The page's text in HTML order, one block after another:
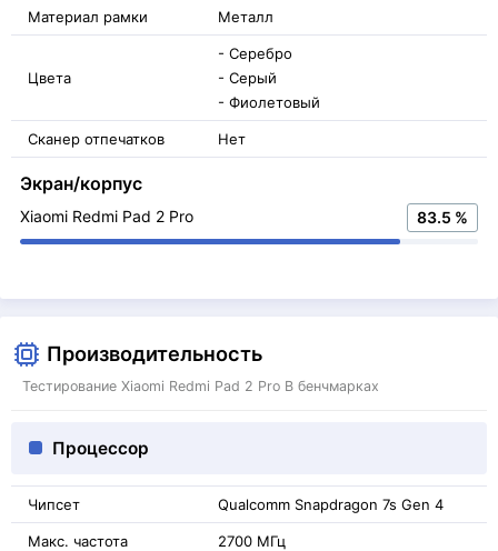
Материал рамки Металл
Цвета
- Серебро
- Серый
- Фиолетовый
Сканер отпечатков Нет
Экран/корпус
Xiaomi Redmi Pad 2 Pro 83.5 %
Производительность
Тестирование Xiaomi Redmi Pad 2 Pro В бенчмарках
Процессор
Чипсет Qualcomm Snapdragon 7s Gen 4
Макс. частота 2700 МГц